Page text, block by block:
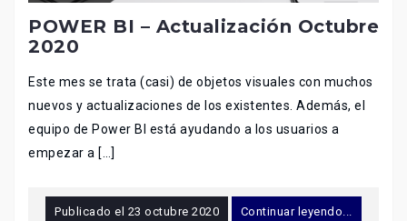
POWER BI – Actualización Octubre
2020
Este mes se trata (casi) de objetos visuales con muchos
nuevos y actualizaciones de los existentes. Además, el
equipo de Power BI está ayudando a los usuarios a
empezar a […]
Publicado el 23 octubre 2020 Continuar leyendo...